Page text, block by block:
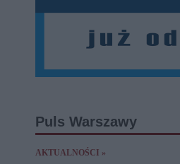
Puls Warszawy
AKTUALNOŚCI »